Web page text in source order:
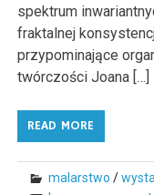
spektrum
fraktalnej
przypominające
twórczości Joana […]
READ MORE
malarstwo /